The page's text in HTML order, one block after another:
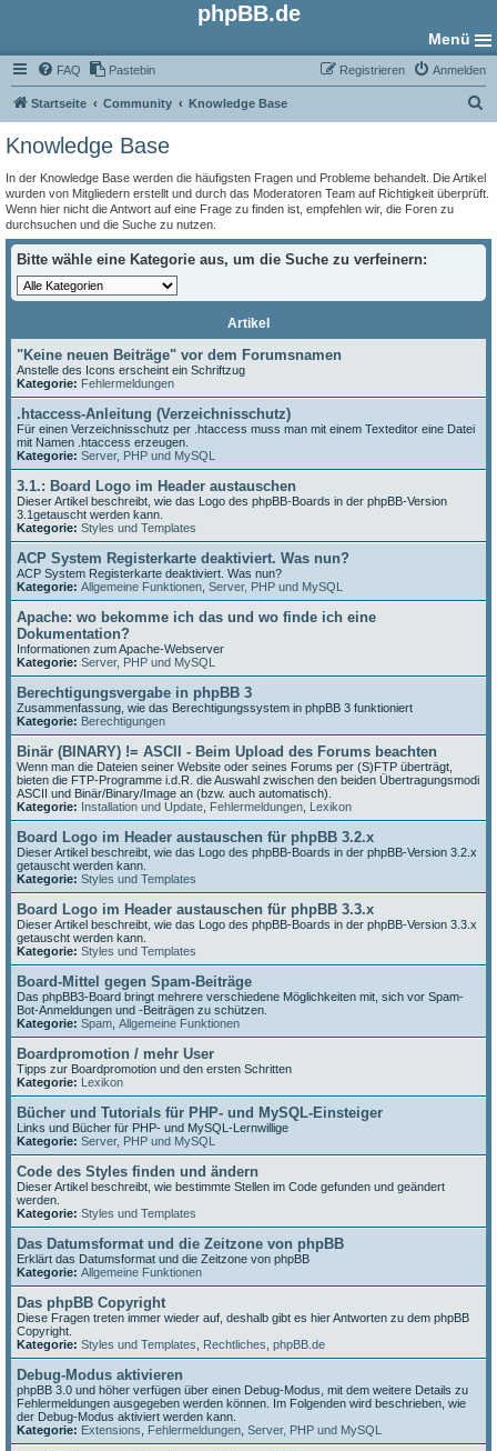
phpBB.de
Menü
FAQ Pastebin Anmelden
Registrieren
Startseite Community Knowledge Base
h
Knowledge Base
In der Knowledge Base werden die häufigsten Fragen und Probleme behandelt. Die Artikel
wurden von Mitgliedern erstellt und durch das Moderatoren Team auf Richtigkeit überprüft.
Wenn hier nicht die Antwort auf eine Frage zu finden ist, empfehlen wir, die Foren zu
durchsuchen und die Suche zu nutzen.
Bitte wähle eine Kategorie aus, um die Suche zu verfeinern:
Artikel
"Keine neuen Beiträge" vor dem Forumsnamen
Anstelle des Icons erscheint ein Schriftzug
Kategorie: Fehlermeldungen
.htaccess-Anleitung (Verzeichnisschutz)
Für einen Verzeichnisschutz per .htaccess muss man mit einem Texteditor eine Datei
mit Namen .htaccess erzeugen.
Kategorie: Server, PHP und MySQL
3.1.: Board Logo im Header austauschen
Dieser Artikel beschreibt, wie das Logo des phpBB-Boards in der phpBB-Version
3.1getauscht werden kann.
Kategorie: Styles und Templates
ACP System Registerkarte deaktiviert. Was nun?
ACP System Registerkarte deaktiviert. Was nun?
Kategorie: Allgemeine Funktionen Server, PHP und MySQL
Apache: wo bekomme ich das und wo finde ich eine
Dokumentation?
Informationen zum Apache-Webserver
Kategorie: Server, PHP und MySQL
Berechtigungsvergabe in phpBB 3
Zusammenfassung, wie das Berechtigungssystem in phpBB 3 funktioniert
Kategorie: Berechtigungen
Binär (BINARY) != ASCII - Beim Upload des Forums beachten
Wenn man die Dateien seiner Website oder seines Forums per (S)FTP überträgt,
bieten die FTP-Programme i.d.R. die Auswahl zwischen den beiden Übertragungsmodi
ASCII und Binär/Binary/Image an (bzw. auch automatisch).
Kategorie: Installation und Update Fehlermeldungen Lexikon
Board Logo im Header austauschen für phpBB 3.2.x
Dieser Artikel beschreibt, wie das Logo des phpBB-Boards in der phpBB-Version 3.2.x
getauscht werden kann.
Kategorie: Styles und Templates
Board Logo im Header austauschen für phpBB 3.3.x
Dieser Artikel beschreibt, wie das Logo des phpBB-Boards in der phpBB-Version 3.3.x
getauscht werden kann.
Kategorie: Styles und Templates
Board-Mittel gegen Spam-Beiträge
Das phpBB3-Board bringt mehrere verschiedene Möglichkeiten mit, sich vor Spam-
Bot-Anmeldungen und -Beiträgen zu schützen.
Kategorie: Spam Allgemeine Funktionen
Boardpromotion / mehr User
Tipps zur Boardpromotion und den ersten Schritten
Kategorie: Lexikon
Bücher und Tutorials für PHP- und MySQL-Einsteiger
Links und Bücher für PHP- und MySQL-Lernwillige
Kategorie: Server, PHP und MySQL
Code des Styles finden und ändern
Dieser Artikel beschreibt, wie bestimmte Stellen im Code gefunden und geändert
werden.
Kategorie: Styles und Templates
Das Datumsformat und die Zeitzone von phpBB
Erklärt das Datumsformat und die Zeitzone von phpBB
Kategorie: Allgemeine Funktionen
Das phpBB Copyright
Diese Fragen treten immer wieder auf, deshalb gibt es hier Antworten zu dem phpBB
Copyright.
Kategorie: Styles und Templates Rechtliches phpBB.de
Debug-Modus aktivieren
phpBB 3.0 und höher verfügen über einen Debug-Modus, mit dem weitere Details zu
Fehlermeldungen ausgegeben werden können. Im Folgenden wird beschrieben, wie
der Debug-Modus aktiviert werden kann.
Kategorie: Extensions Fehlermeldungen Server, PHP und MySQL